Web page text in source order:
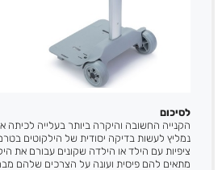
לסיכום
הקנייה החשובה והיקרה ביותר בעלייה לכיתה
נמליץ לעשות בדיקה יסודית של הילקוטים
ציפיות עם הילד או הילדה שקונים עבורם את
מתאים להם פיסית ועונה על הצרכים שלהם